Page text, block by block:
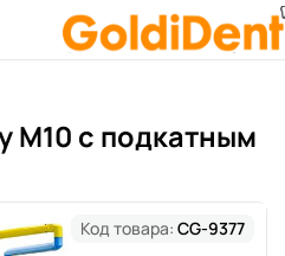
M10 с подкатным
Код товара: CG-9377